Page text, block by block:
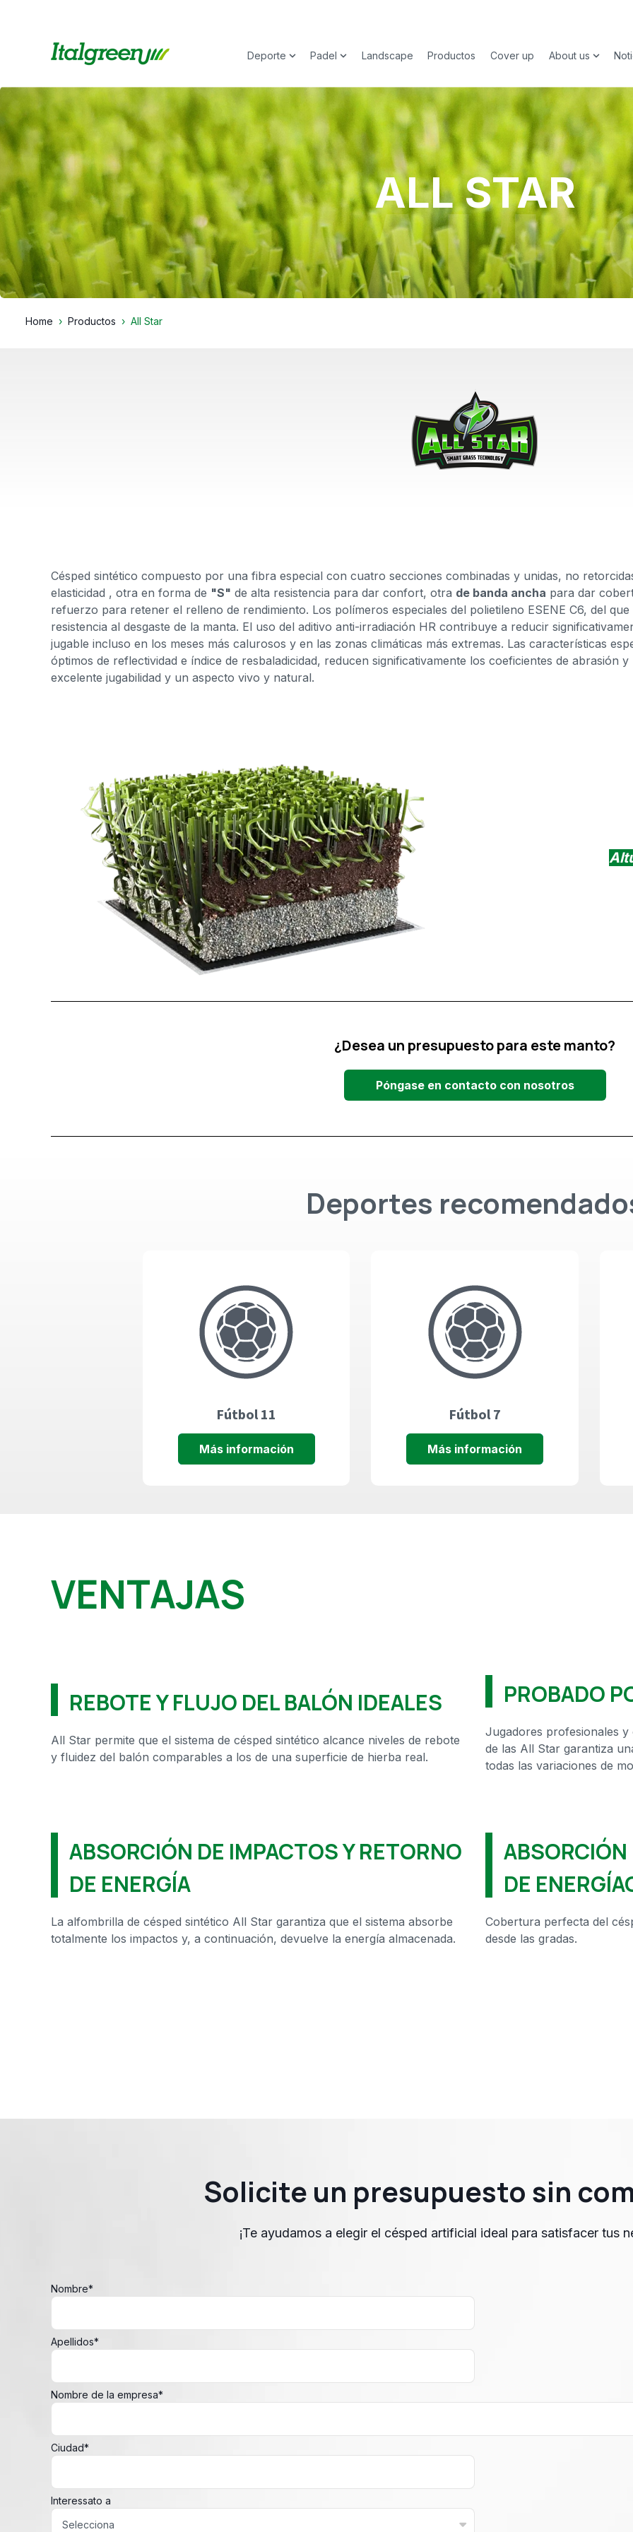
Deporte
Show submenu for Deporte
Padel
Show submenu for Padel
Landscape Productos Cover up About us
Show
ALL STAR
Home Productos All Star
Césped sintético compuesto por una fibra especial con cuatro secciones combinadas y unidas, no
elasticidad , otra en forma de "S" de alta resistencia para dar confort, otra de banda ancha para dar
refuerzo para retener el relleno de rendimiento. Los polímeros especiales del polietileno ESENE C6, del
resistencia al desgaste de la manta. El uso del aditivo anti-irradiación HR contribuye a reducir
jugable incluso en los meses más calurosos y en las zonas climáticas más extremas. Las características
óptimos de reflectividad e índice de resbaladicidad, reducen significativamente los coeficientes de abrasión
excelente jugabilidad y un aspecto vivo y natural.
¿Desea un presupuesto para este manto?
Póngase en contacto con nosotros
Deportes
Fútbol 11
Más información
Fútbol 7
Más información
VENTAJAS
REBOTE Y FLUJO DEL BALÓN IDEALES
All Star permite que el sistema de césped sintético alcance niveles de rebote
y fluidez del balón comparables a los de una superficie de hierba real.
PROBADO
Jugadores profesionales
de las All Star garantiza
todas las variaciones de
ABSORCIÓN DE IMPACTOS Y RETORNO
DE ENERGÍA
La alfombrilla de césped sintético All Star garantiza que el sistema absorbe
totalmente los impactos y, a continuación, devuelve la energía almacenada.
DE
Cobertura perfecta del
desde las gradas.
Solicite un presupuesto sin
¡Te ayudamos a elegir el césped artificial ideal para satisfacer tus
Nombre*
Apellidos*
Nombre de la empresa*
Ciudad*
Interessato a